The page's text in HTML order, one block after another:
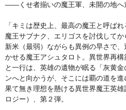
――くせ者揃いの魔王軍、未開の地へ
「キミは歴史上、最高の魔王と呼ばれ
魔王サブナク、エリゴスを討伐して
新米（最弱）ながらも異例の早さで
かせる魔王アシュタロト。異世界再
と一行は、英雄の遺物が眠る「灰黄
ンへと向かうが、そこには覇の道を
果て無き理想を懸ける異世界魔王英
ロジー）、第２弾。